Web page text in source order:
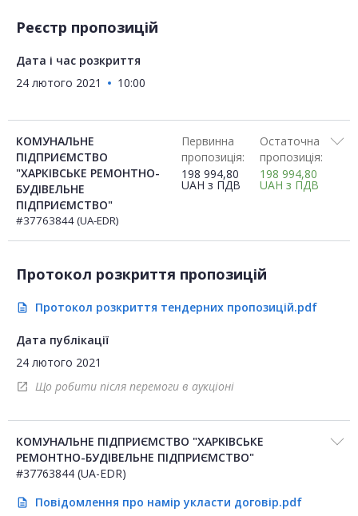
Реєстр пропозицій
Дата і час розкриття
24 лютого 2021
10:00
КОМУНАЛЬНЕ
ПІДПРИЄМСТВО
"ХАРКІВСЬКЕ РЕМОНТНО-
БУДІВЕЛЬНЕ
ПІДПРИЄМСТВО"
#37763844 (UA-EDR)
Первинна
пропозиція:
198 994,80
UAH з ПДВ
Остаточна
пропозиція:
198 994,80
UAH з ПДВ
Протокол розкриття пропозицій
description Протокол розкриття тендерних пропозицій.pdf
Дата публікації
24 лютого 2021
open_in_new Що робити після перемоги в аукціоні
КОМУНАЛЬНЕ ПІДПРИЄМСТВО "ХАРКІВСЬКЕ
РЕМОНТНО-БУДІВЕЛЬНЕ ПІДПРИЄМСТВО"
#37763844 (UA-EDR)
description
Повідомлення про намір укласти договір.pdf